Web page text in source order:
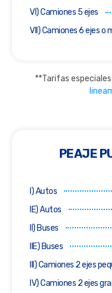
VI) Camiones 5 ejes
VII) Camiones 6 ejes o
**Tarifas
PEAJE
I) Autos
IE) Autos
II) Buses
IIE) Buses
III) Camiones 2 ejes
IV) Camiones 2 ejes